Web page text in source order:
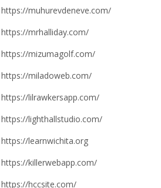
https://muhurevdeneve.com/
https://mrhalliday.com/
https://mizumagolf.com/
https://miladoweb.com/
https://lilrawkersapp.com/
https://lighthallstudio.com/
https://learnwichita.org
https://killerwebapp.com/
https://hccsite.com/